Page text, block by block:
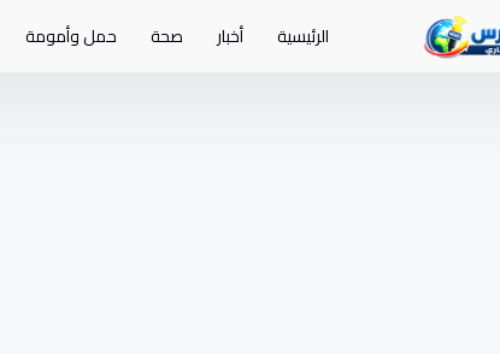
الرئيسية أخبار صحة حمل وأمومة